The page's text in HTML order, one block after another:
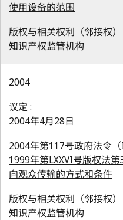
使用设备的范围
版权与相关权利（邻接权）
知识产权监管机构
2004
议定 :
2004年4月28日
2004年第117号政府法令
1999年第LXXVI号版权法
向观众传输的方式和条件
版权与相关权利（邻接权）
知识产权监管机构